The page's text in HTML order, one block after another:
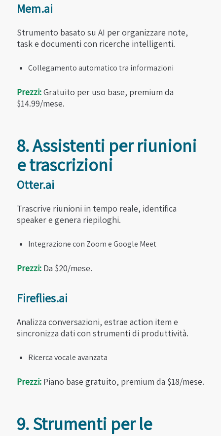
Mem.ai
Strumento basato su AI per organizzare note,
task e documenti con ricerche intelligenti.
Collegamento automatico tra informazioni
Prezzi:Gratuito per uso base, premium da
$14.99/mese.
8. Assistenti per riunioni
e trascrizioni
Otter.ai
Trascrive riunioni in tempo reale, identifica
speaker e genera riepiloghi.
Integrazione con Zoom e Google Meet
Prezzi:Da $20/mese.
Fireflies.ai
Analizza conversazioni, estrae action item e
sincronizza dati con strumenti di produttività.
Ricerca vocale avanzata
Prezzi:Piano base gratuito, premium da $18/mese.
9. Strumenti per le